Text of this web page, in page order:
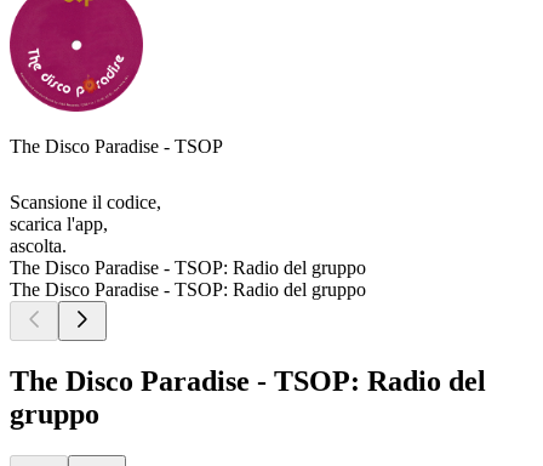
The Disco Paradise - TSOP
Scansione il codice,
scarica l'app,
ascolta.
The Disco Paradise - TSOP: Radio del gruppo
The Disco Paradise - TSOP: Radio del gruppo
The Disco Paradise - TSOP: Radio del
gruppo